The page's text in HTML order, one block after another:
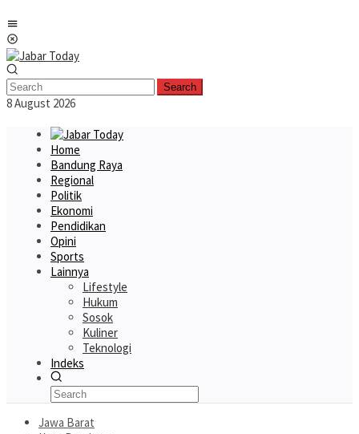
to
content
Search
8 August 2026
Home
Bandung Raya
Regional
Politik
Ekonomi
Pendidikan
Opini
Sports
Lainnya
Lifestyle
Hukum
Sosok
Kuliner
Teknologi
Indeks
Jawa Barat